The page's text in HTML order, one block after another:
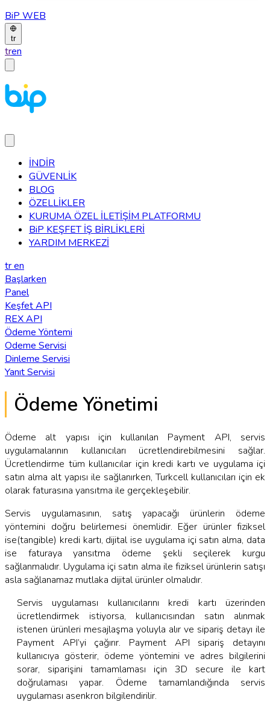
BiP WEB
tr
tren
İNDİR
GÜVENLİK
BLOG
ÖZELLİKLER
KURUMA ÖZEL İLETİŞİM PLATFORMU
BiP KEŞFET İŞ BİRLİKLERİ
YARDIM MERKEZİ
tren
Başlarken
Panel
Keşfet API
REX API
Ödeme Yöntemi
Odeme Servisi
Dinleme Servisi
Yanıt Servisi
Ödeme Yönetimi
Ödeme alt yapısı için kullanılan Payment API, servis
uygulamalarının kullanıcıları ücretlendirebilmesini sağlar.
Ücretlendirme tüm kullanıcılar için kredi kartı ve uygulama içi
satın alma alt yapısı ile sağlanırken, Turkcell kullanıcıları için ek
olarak faturasına yansıtma ile gerçekleşebilir.
Servis uygulamasının, satış yapacağı ürünlerin ödeme
yöntemini doğru belirlemesi önemlidir. Eğer ürünler fiziksel
ise(tangible) kredi kartı, dijital ise uygulama içi satın alma, data
ise faturaya yansıtma ödeme şekli seçilerek kurgu
sağlanmalıdır. Uygulama içi satın alma ile fiziksel ürünlerin satışı
asla sağlanamaz mutlaka dijital ürünler olmalıdır.
Servis uygulaması kullanıcılarını kredi kartı üzerinden
ücretlendirmek istiyorsa, kullanıcısından satın alınmak
istenen ürünleri mesajlaşma yoluyla alır ve sipariş detayı ile
Payment API’yi çağırır. Payment API sipariş detayını
kullanıcıya gösterir, ödeme yöntemini ve adres bilgilerini
sorar, siparişini tamamlaması için 3D secure ile kart
doğrulaması yapar. Ödeme tamamlandığında servis
uygulaması asenkron bilgilendirilir.